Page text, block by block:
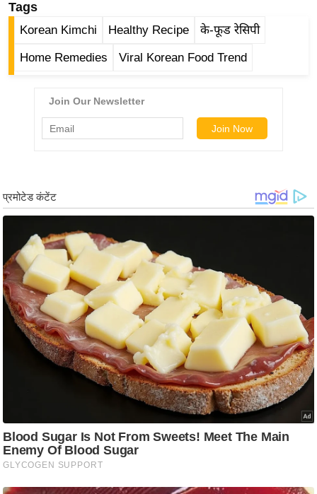
ज
ग
त
वु
ड
ल्म
स
मी
क्षा
B
n
g
Tags
Korean Kimchi Healthy Recipe के-फूड रेसिपी
Home Remedies Viral Korean Food Trend